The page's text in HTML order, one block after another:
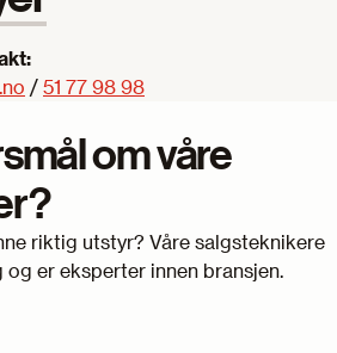
/ 51 77 98 98
om våre
riktig utstyr? Våre salgsteknikere
er eksperter innen bransjen.